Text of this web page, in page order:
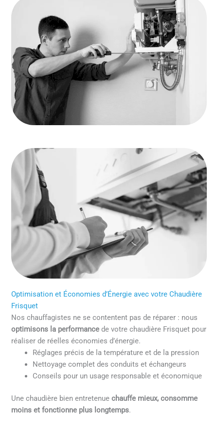
Optimisation et Économies d’Énergie avec votre Chaudière
Frisquet
Nos chauffagistes ne se contentent pas de réparer : nous
optimisons la performance de votre chaudière Frisquet pour
réaliser de réelles économies d’énergie.
Réglages précis de la température et de la pression
Nettoyage complet des conduits et échangeurs
Conseils pour un usage responsable et économique
Une chaudière bien entretenuechauffe mieux, consomme
moins et fonctionne plus longtemps.